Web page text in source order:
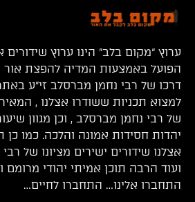
ערוץ “מקום בלב” הינו ערוץ שידורים
הפועל באמצעות המדיה להפצת אור
דרכו של רבי נחמן מברסלב זי”ע
למצוא תכניות ששודרו אצלנו ,
של רבי נחמן מברסלב , וכן מגוון
יהדות חסידות אמונה והלכה. כמו כן
אצלנו שידורים ישירים מציונו של
ועוד הרבה תוכן אמיתי יהודי מרומם
התחברו אלינו… התחברו לחיים…